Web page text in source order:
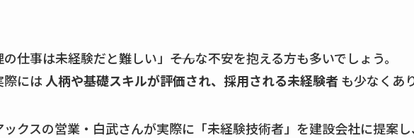
の仕事は未経験だと難しい」――そんな不安を抱える方も多いでしょう。
際には 人柄や基礎スキルが評価され、採用される未経験者 も少なくあ
クスの営業・白武さんが実際に「未経験技術者」を建設会社に提案